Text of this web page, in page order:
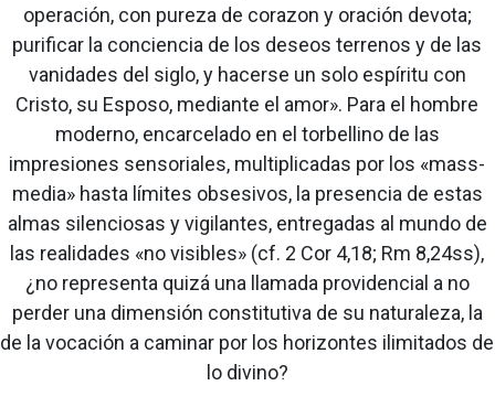
operación, con pureza de corazon y oración devota;
purificar la conciencia de los deseos terrenos y de las
vanidades del siglo, y hacerse un solo espíritu con
Cristo, su Esposo, mediante el amor». Para el hombre
moderno, encarcelado en el torbellino de las
impresiones sensoriales, multiplicadas por los «mass-
media» hasta límites obsesivos, la presencia de estas
almas silenciosas y vigilantes, entregadas al mundo de
las realidades «no visibles» (cf. 2 Cor 4,18; Rm 8,24ss),
¿no representa quizá una llamada providencial a no
perder una dimensión constitutiva de su naturaleza, la
de la vocación a caminar por los horizontes ilimitados de
lo divino?